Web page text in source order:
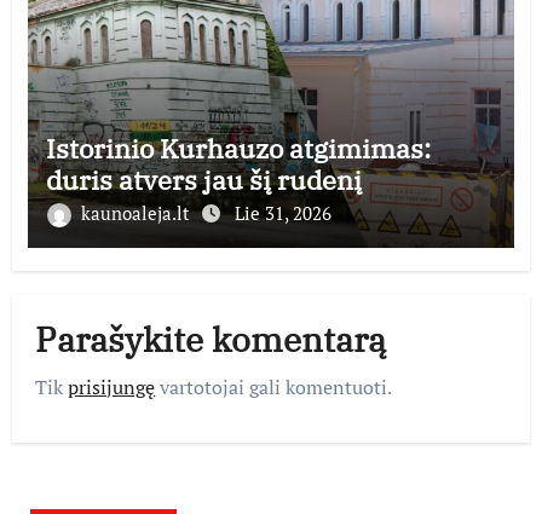
Istorinio Kurhauzo atgimimas:
duris atvers jau šį rudenį
kaunoaleja.lt Lie 31, 2026
Parašykite komentarą
Tikprisijungęvartotojai gali komentuoti.